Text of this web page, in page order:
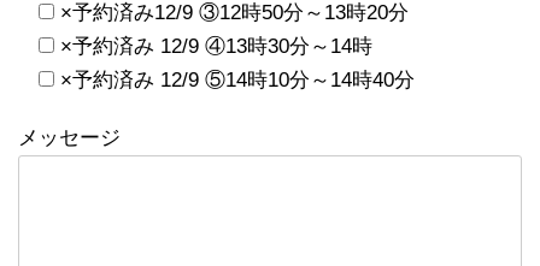
×予約済み12/9 ③12時50分～13時20分
×予約済み 12/9 ④13時30分～14時
×予約済み 12/9 ⑤14時10分～14時40分
メッセージ